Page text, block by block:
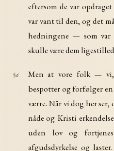
eftersom de var
var vant til den, og det
hedningene — som
skulle være dem
§6
Men at vore folk —
bespotter og forfølger
værre. Når vi dog her
nåde og Kristi
uden lov og
afgudsdyrkelse og